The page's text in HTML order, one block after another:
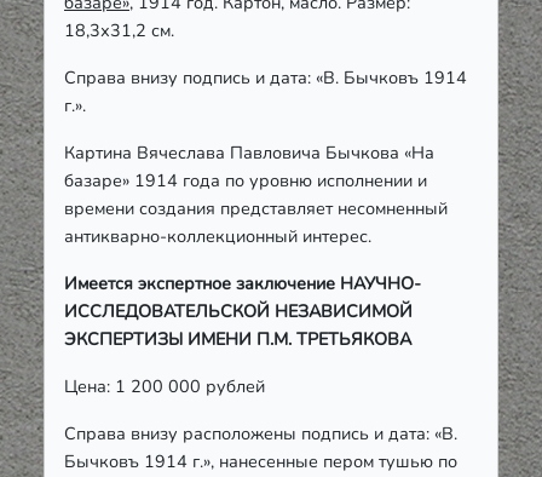
18,3х31,2 см.
Справа внизу подпись и дата: «В. Бычковъ 1914
г.».
Картина Вячеслава Павловича Бычкова «На
базаре» 1914 года по уровню исполнении и
времени создания представляет несомненный
антикварно-коллекционный интерес.
Имеется экспертное заключение НАУЧНО-
ИССЛЕДОВАТЕЛЬСКОЙ НЕЗАВИСИМОЙ
ЭКСПЕРТИЗЫ ИМЕНИ П.М. ТРЕТЬЯКОВА
Цена: 1 200 000 рублей
Справа внизу расположены подпись и дата: «В.
Бычковъ 1914 г.», нанесенные пером тушью по